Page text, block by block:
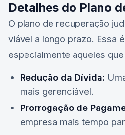
Detalhes do Plano
O plano de recuperação
viável a longo prazo. Essa
especialmente aqueles
Redução da Dívida:
mais gerenciável.
Prorrogação de
empresa mais tempo